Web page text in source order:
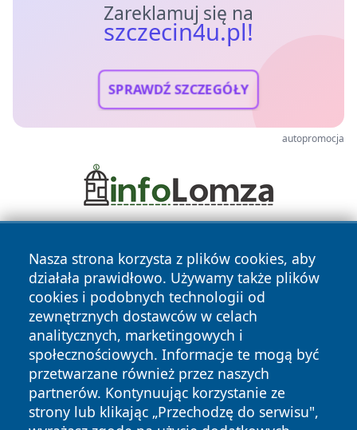
Zareklamuj się na
szczecin4u.pl!
SPRAWDŹ SZCZEGÓŁY
autopromocja
Nasza strona korzysta z plików cookies, aby
działała prawidłowo. Używamy także plików
cookies i podobnych technologii od
zewnętrznych dostawców w celach
analitycznych, marketingowych i
społecznościowych. Informacje te mogą być
przetwarzane również przez naszych
partnerów. Kontynuując korzystanie ze
strony lub klikając „Przechodzę do serwisu",
Copyright © 2026 szczecin4u.pl Wszystkie prawa zastrzeżone.
News Autorzy
Polityka
Prywatności
Polityka
Cookies